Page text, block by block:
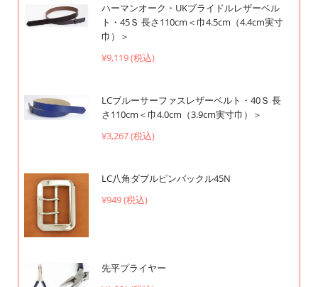
ハーマンオーク・UKブライドルレザーベル
ト・45Ｓ 長さ110cm＜巾4.5cm（4.4cm実寸
巾）＞
¥9,119 (税込)
LCブルーサーファスレザーベルト・40Ｓ 長
さ110cm＜巾4.0cm（3.9cm実寸巾）＞
¥3,267 (税込)
LC八角ダブルピンバックル45N
¥949 (税込)
先平プライヤー